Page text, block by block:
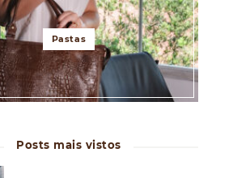
Pastas
Posts mais vistos